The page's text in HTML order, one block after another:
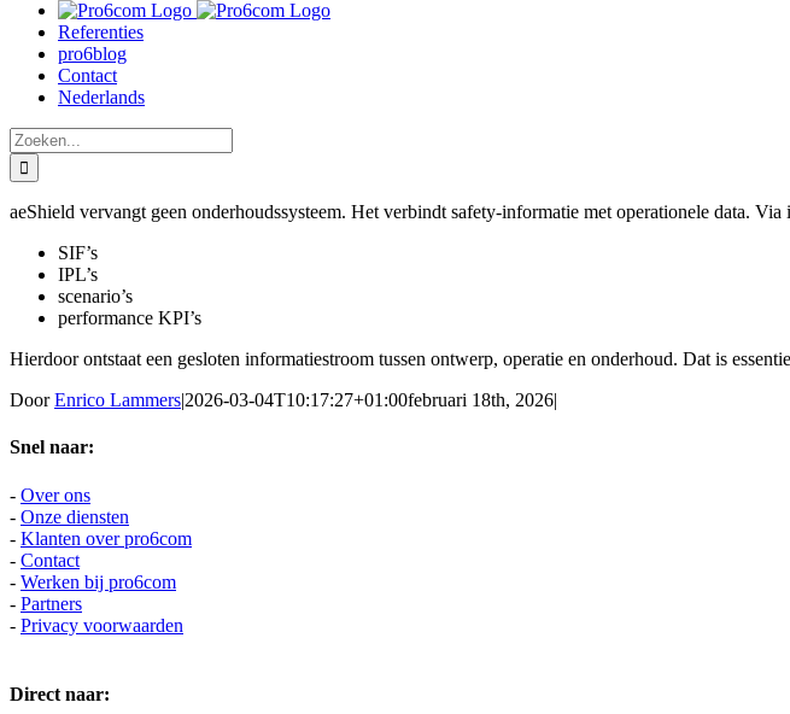
Referenties
pro6blog
Contact
Nederlands
Zoeken
naar:
aeShield vervangt geen onderhoudssysteem. Het verbindt safety-informatie met operationele data.
SIF’s
IPL’s
scenario’s
performance KPI’s
Hierdoor ontstaat een gesloten informatiestroom tussen ontwerp, operatie en onderhoud. Dat is
DoorEnrico Lammers|2026-03-04T10:17:27+01:00februari 18th, 2026|
Snel naar:
- Over ons
- Onze diensten
- Klanten over pro6com
- Contact
- Werken bij pro6com
- Partners
- Privacy voorwaarden
Direct naar: